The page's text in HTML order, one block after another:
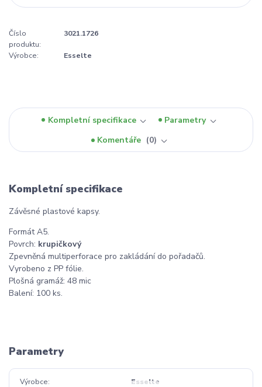
Číslo
produktu:
3021.1726
Výrobce: Esselte
Kompletní specifikace
Parametry
Komentáře
0
Kompletní specifikace
Závěsné plastové kapsy.
Formát A5.
Povrch: krupičkový
Zpevněná multiperforace pro zakládání do pořadačů.
Vyrobeno z PP fólie.
Plošná gramáž: 48 mic
Balení: 100 ks.
Parametry
Výrobce Esselte